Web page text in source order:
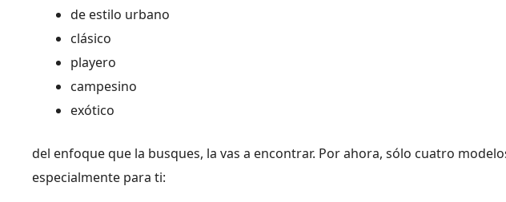
de estilo urbano
clásico
playero
campesino
exótico
del enfoque que la busques, la vas a encontrar. Por ahora, sólo cuatro
especialmente para ti: